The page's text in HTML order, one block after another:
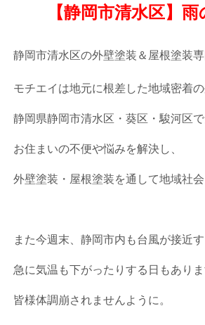
【静岡市清水区】雨
静岡市清水区の外壁塗装＆屋根塗装
モチエイは地元に根差した地域密着
静岡県静岡市清水区・葵区・駿河区
お住まいの不便や悩みを解決し、
外壁塗装・屋根塗装を通して地域社
また今週末、静岡市内も台風が接近
急に気温も下がったりする日もあり
皆様体調崩されませんように。